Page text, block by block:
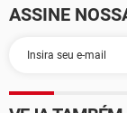
ASSINE